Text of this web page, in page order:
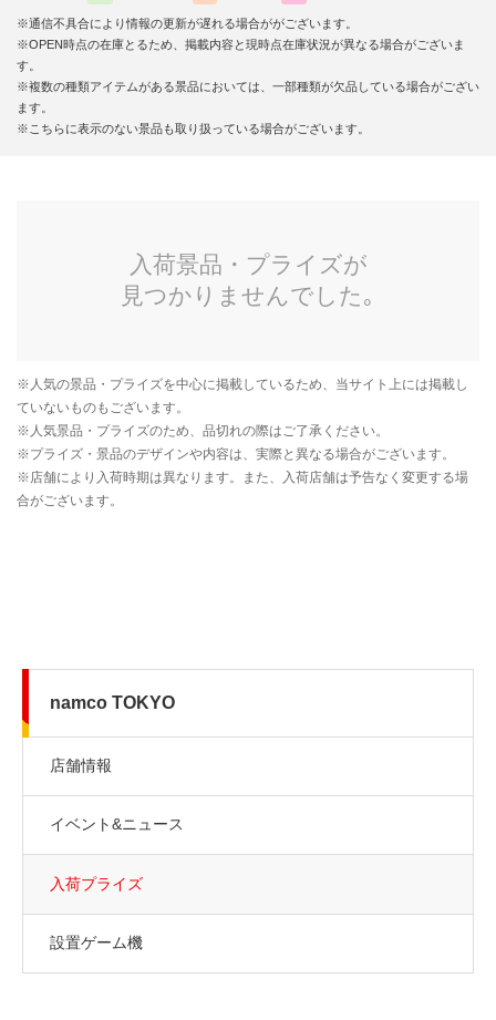
※通信不具合により情報の更新が遅れる場合ががございます。
※OPEN時点の在庫とるため、掲載内容と現時点在庫状況が異なる場合がございま
す。
※複数の種類アイテムがある景品においては、一部種類が欠品している場合がござい
ます。
※こちらに表示のない景品も取り扱っている場合がございます。
namco TOKYO
店舗情報
イベント&ニュース
入荷プライズ
設置ゲーム機